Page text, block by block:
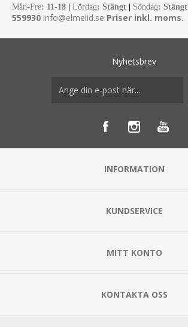
Mån-Fre: 11-18 Lördag: Stängt Söndag: Stängt
559930 info@elmelid.se Priser inkl. moms.
Nyhetsbrev
INFORMATION
KUNDSERVICE
MITT KONTO
KONTAKTA OSS